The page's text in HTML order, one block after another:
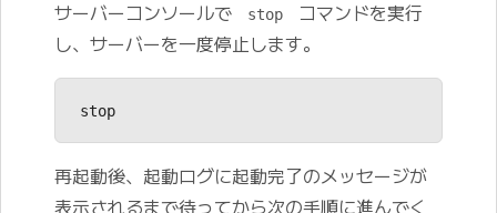
サーバーコンソールで stop
コマンドを実行
し、サーバーを一度停止します。
再起動後、起動ログに起動完了のメッセージが
表示されるまで待ってから次の手順に進んでく